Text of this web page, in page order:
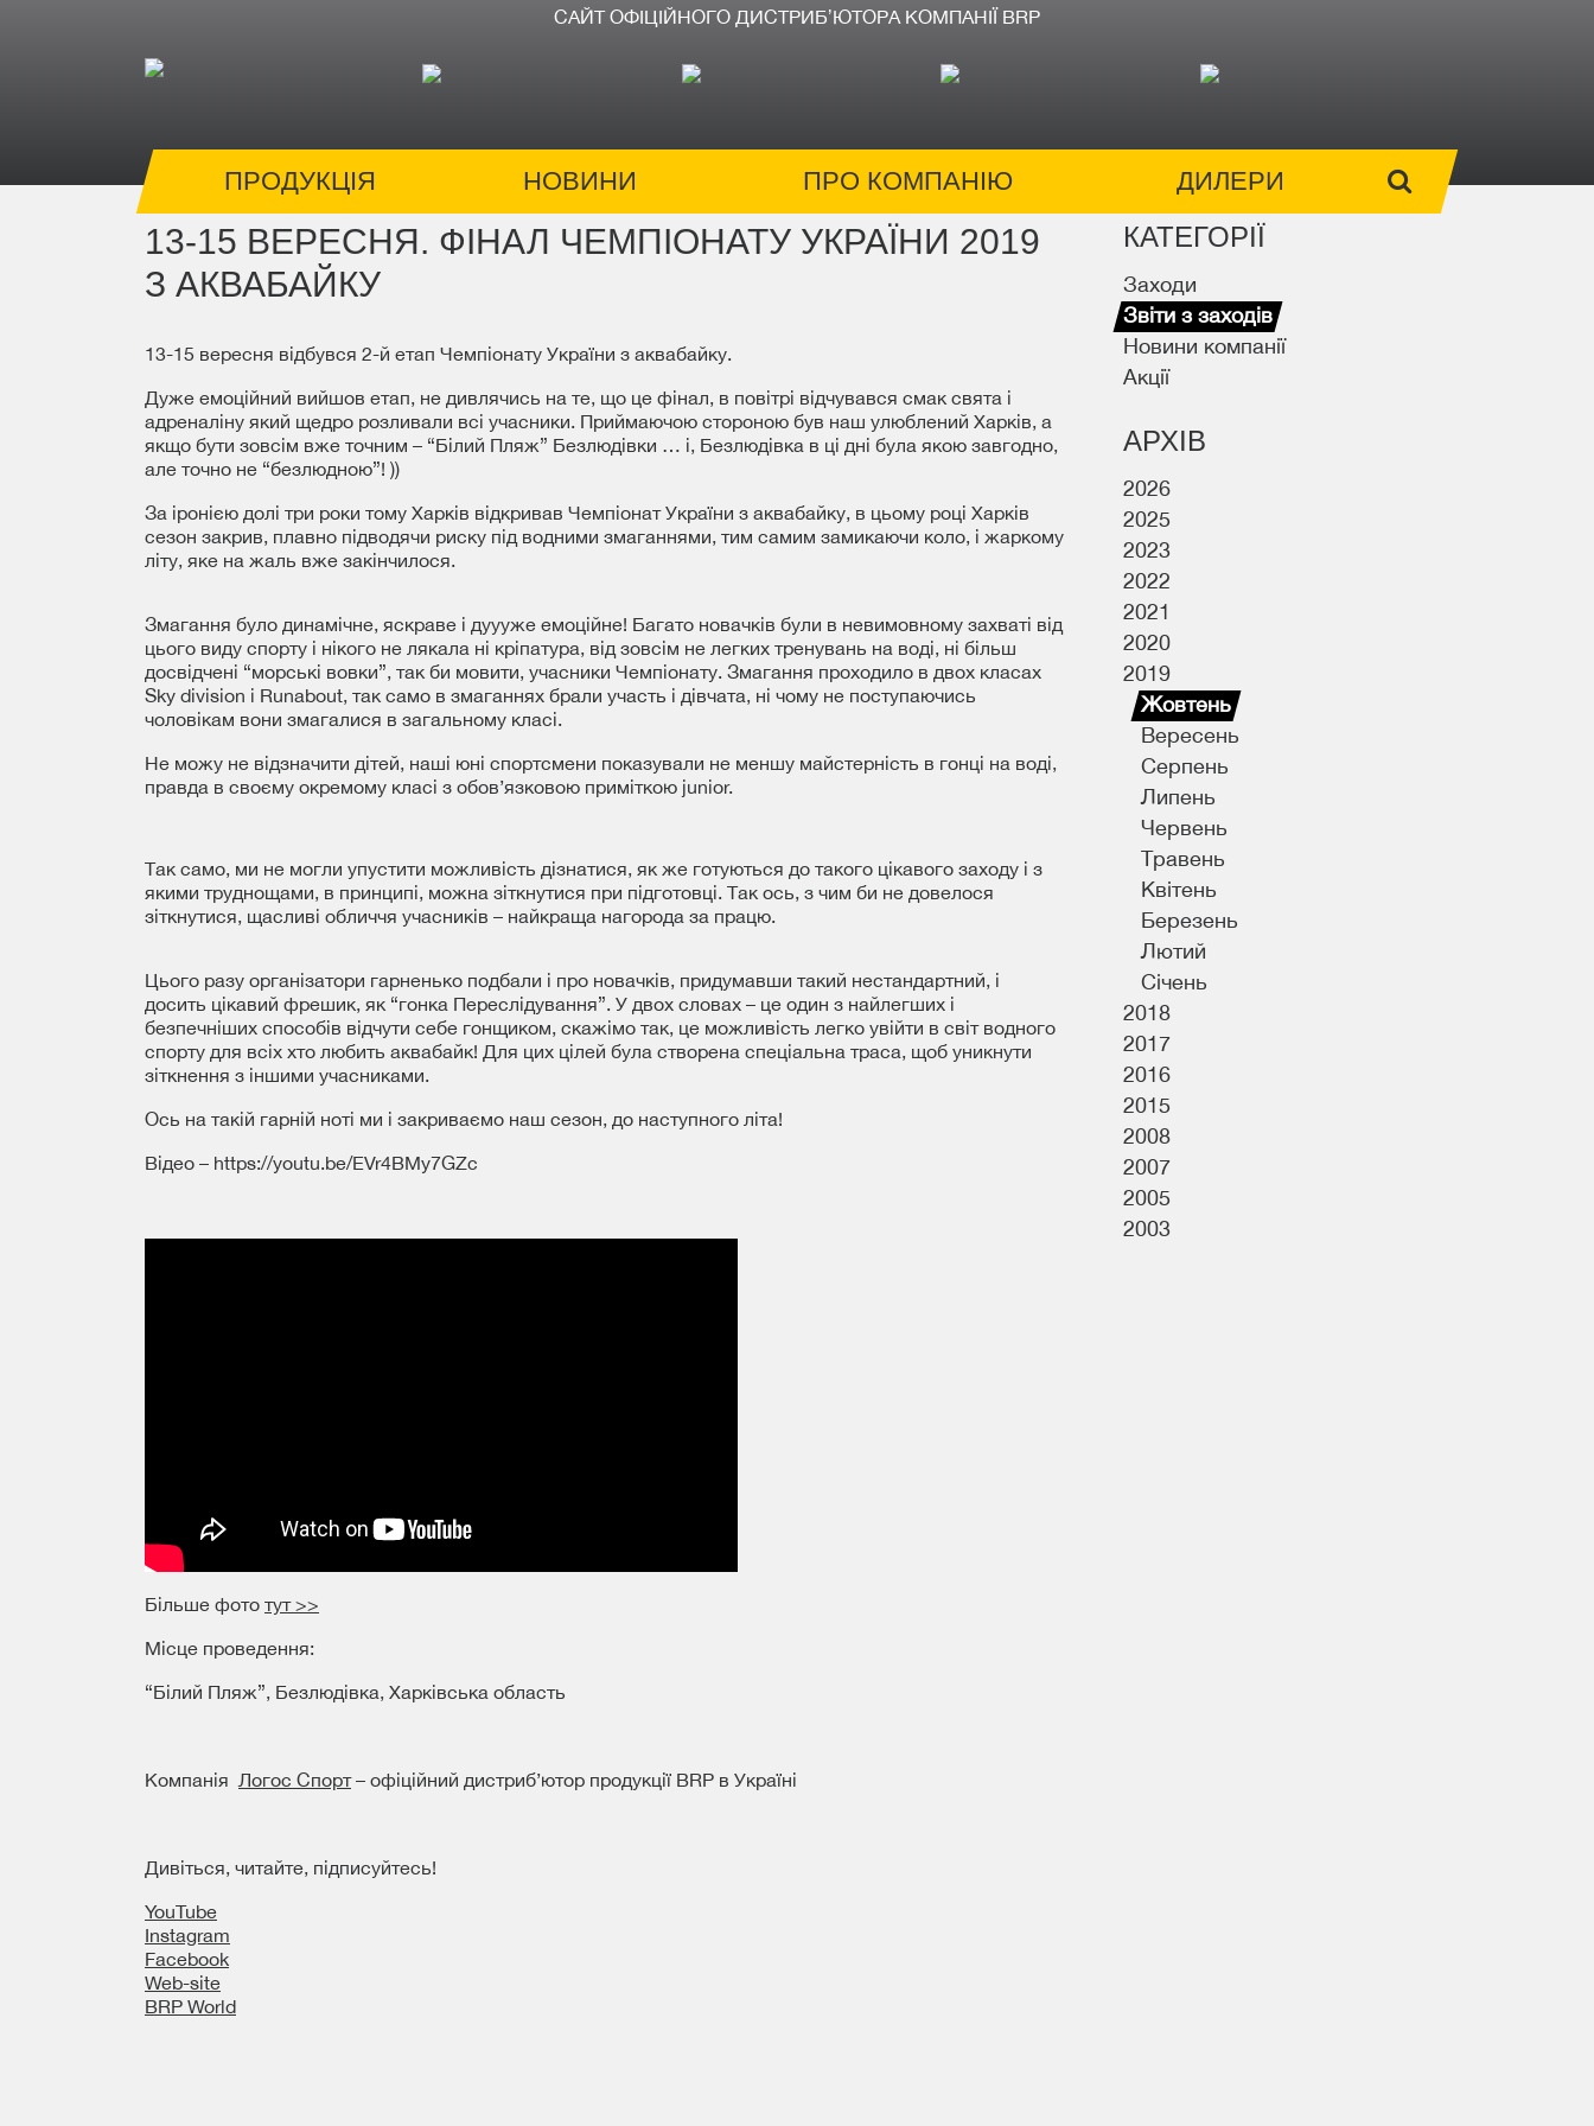
САЙТ ОФІЦІЙНОГО ДИСТРИБʼЮТОРА КОМПАНІЇ BRP
ПРОДУКЦІЯ НОВИНИ ПРО КОМПАНІЮ ДИЛЕРИ
13-15 ВЕРЕСНЯ. ФІНАЛ ЧЕМПІОНАТУ УКРАЇНИ 2019
З АКВАБАЙКУ
13-15 вересня відбувся 2-й етап Чемпіонату України з аквабайку.
Дуже емоційний вийшов етап, не дивлячись на те, що це фінал, в повітрі відчувався смак свята і
адреналіну який щедро розливали всі учасники. Приймаючою стороною був наш улюблений Харків, а
якщо бути зовсім вже точним – “Білий Пляж” Безлюдівки … і, Безлюдівка в ці дні була якою завгодно,
але точно не “безлюдною”! ))
За іронією долі три роки тому Харків відкривав Чемпіонат України з аквабайку, в цьому році Харків
сезон закрив, плавно підводячи риску під водними змаганнями, тим самим замикаючи коло, і жаркому
літу, яке на жаль вже закінчилося.
Змагання було динамічне, яскраве і дуууже емоційне! Багато новачків були в невимовному захваті від
цього виду спорту і нікого не лякала ні кріпатура, від зовсім не легких тренувань на воді, ні більш
досвідчені “морські вовки”, так би мовити, учасники Чемпіонату. Змагання проходило в двох класах
Sky division і Runabout, так само в змаганнях брали участь і дівчата, ні чому не поступаючись
чоловікам вони змагалися в загальному класі.
Не можу не відзначити дітей, наші юні спортсмени показували не меншу майстерність в гонці на воді,
правда в своєму окремому класі з обов’язковою приміткою junior.
Так само, ми не могли упустити можливість дізнатися, як же готуються до такого цікавого заходу і з
якими труднощами, в принципі, можна зіткнутися при підготовці. Так ось, з чим би не довелося
зіткнутися, щасливі обличчя учасників – найкраща нагорода за працю.
Цього разу організатори гарненько подбали і про новачків, придумавши такий нестандартний, і
досить цікавий фрешик, як “гонка Переслідування”. У двох словах – це один з найлегших і
безпечніших способів відчути себе гонщиком, скажімо так, це можливість легко увійти в світ водного
спорту для всіх хто любить аквабайк! Для цих цілей була створена спеціальна траса, щоб уникнути
зіткнення з іншими учасниками.
Ось на такій гарній ноті ми і закриваємо наш сезон, до наступного літа!
Відео – https://youtu.be/EVr4BMy7GZc
Більше фото тут >>
Місце проведення:
“Білий Пляж”, Безлюдівка, Харківська область
Компанія Логос Спорт– офіційний дистриб’ютор продукції BRP в Україні
Дивіться, читайте, підписуйтесь!
YouTube
Instagram
Facebook
Web-site
BRP World
КАТЕГОРІЇ
Заходи
Звіти з заходів
Новини компанії
Акції
АРХІВ
2026
2025
2023
2022
2021
2020
2019
Жовтень
Вересень
Серпень
Липень
Червень
Травень
Квітень
Березень
Лютий
Січень
2018
2017
2016
2015
2008
2007
2005
2003